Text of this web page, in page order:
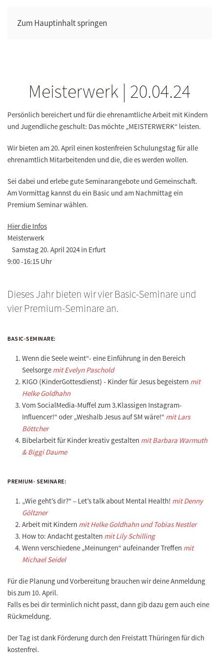
Zum Hauptinhalt springen
Meisterwerk | 20.04.24
Persönlich bereichert und für die ehrenamtliche Arbeit mit Kindern
und Jugendliche geschult: Das möchte „MEISTERWERK“ leisten.
Wir bieten am20. April einen kostenfreien Schulungstagfür alle
ehrenamtlich Mitarbeitenden und die, die es werden wollen.
Sei dabei und erlebe gute Seminarangebote und Gemeinschaft.
Am Vormittag kannst du ein Basic und am Nachmittag ein
Premium Seminar wählen.
Hier die Infos
Meisterwerk
Samstag 20. April 2024 in Erfurt
9:00 -16:15 Uhr
Dieses Jahr bieten wir vier Basic-Seminare und
vier Premium-Seminare an.
BASIC-SEMINARE:
Wenn die Seele weint“- eine Einführung in den Bereich
Seelsorge mit Evelyn Paschold
KIGO (KinderGottesdienst) - Kinder für Jesus begeistern mit
Helke Goldhahn
Vom SocialMedia-Muffel zum 3.Klassigen Instagram-
Influencer!“ oder „Weshalb Jesus auf SM wäre!“ mit Lars
Böttcher
Bibelarbeit für Kinder kreativ gestalten mit Barbara Warmuth
& Biggi Daume
PREMIUM- SEMINARE:
„Wie geht’s dir?“ – Let’s talk about Mental Health! mit Denny
Göltzner
Arbeit mit Kindern mit Helke Goldhahn und Tobias Nestler
How to: Andacht gestalten mit Lily Schilling
Wenn verschiedene „Meinungen“ aufeinander Treffen mit
Michael Seidel
Für die Planung und Vorbereitung brauchen wir deineAnmeldung
bis zum 10. April.
Falls es bei dir terminlich nicht passt, dann gib dazu gern auch eine
Rückmeldung.
Der Tag ist dank Förderung durch den Freistatt Thüringen für dich
kostenfrei.